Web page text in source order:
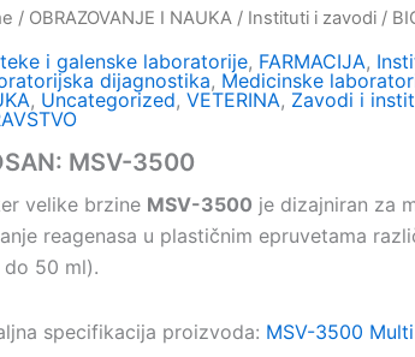
/ OBRAZOVANJE I NAUKA / Instituti i zavodi /
i galenske laboratorije, FARMACIJA,
dijagnostika, Medicinske
, Uncategorized, VETERINA, Zavodi i
MSV-3500
velike brzine MSV-3500 je dizajniran za
reagenasa u plastičnim epruvetama
do 50 ml).
specifikacija proizvoda: MSV-3500